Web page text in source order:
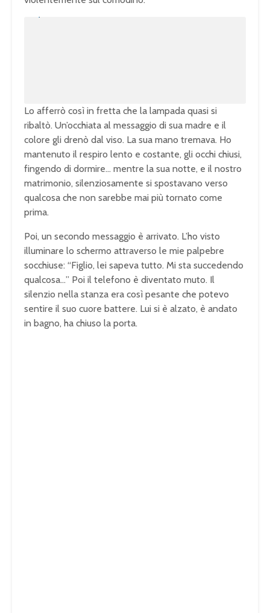
Lo afferrò così in fretta che la lampada quasi si
ribaltò. Un’occhiata al messaggio di sua madre e il
colore gli drenò dal viso. La sua mano tremava. Ho
mantenuto il respiro lento e costante, gli occhi chiusi,
fingendo di dormire… mentre la sua notte, e il nostro
matrimonio, silenziosamente si spostavano verso
qualcosa che non sarebbe mai più tornato come
prima.
Poi, un secondo messaggio è arrivato. L’ho visto
illuminare lo schermo attraverso le mie palpebre
socchiuse: “Figlio, lei sapeva tutto. Mi sta succedendo
qualcosa…” Poi il telefono è diventato muto. Il
silenzio nella stanza era così pesante che potevo
sentire il suo cuore battere. Lui si è alzato, è andato
in bagno, ha chiuso la porta.